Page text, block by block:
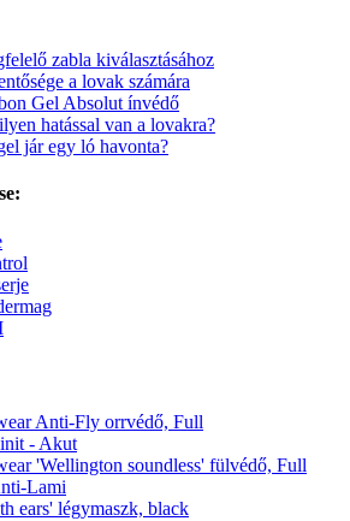
zabla kiválasztásához
a lovak számára
Gel Absolut ínvédő
hatással van a lovakra?
jár egy ló havonta?
Anti-Fly orrvédő, Full
- Akut
'Wellington soundless' fülvédő, Full
Lami
ears' légymaszk, black